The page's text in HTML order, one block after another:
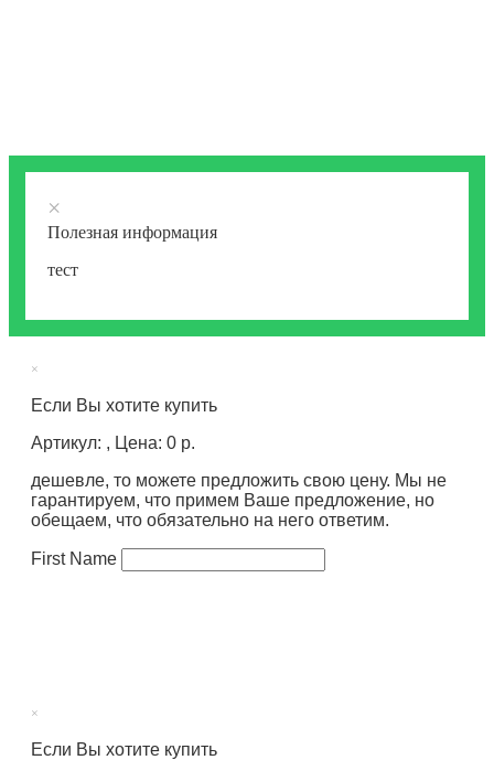
×
Полезная информация
тест
×
Если Вы хотите купить
Артикул: , Цена: 0 р.
дешевле, то можете предложить свою цену. Мы не
гарантируем, что примем Ваше предложение, но
обещаем, что обязательно на него ответим.
First Name
×
Если Вы хотите купить